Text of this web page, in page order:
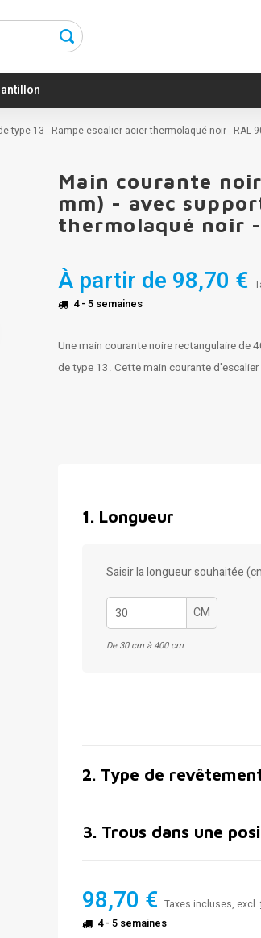
type 13 - Rampe escalier acier thermolaqué noir - RAL
Main courante
mm) - avec
thermolaqué noir
À partir de 98,70 €
4 - 5 semaines
Une main courante noire rectangulaire de
de type 13. Cette main courante
1. Longueur
Saisir la longueur souhaitée
CM
De 30 cm à 400 cm
2. Type de
3. Trous dans une
98,70 € Taxes incluses, excl.
4 - 5 semaines